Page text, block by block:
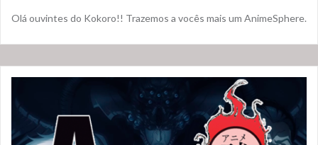
Olá ouvintes do Kokoro!! Trazemos a vocês mais um AnimeSphere.